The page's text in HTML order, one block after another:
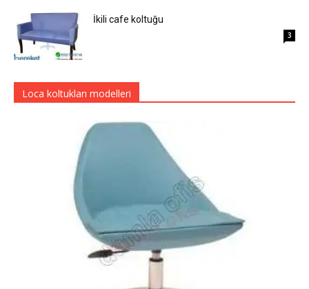
İkili cafe koltuğu
3
Loca koltukları modelleri